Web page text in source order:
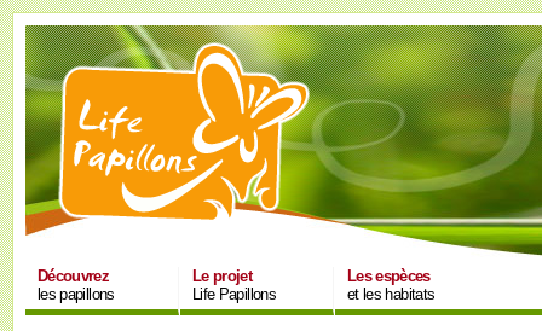
Découvrez
les papillons
Le projet
Life Papillons
Les espèces
et les habitats